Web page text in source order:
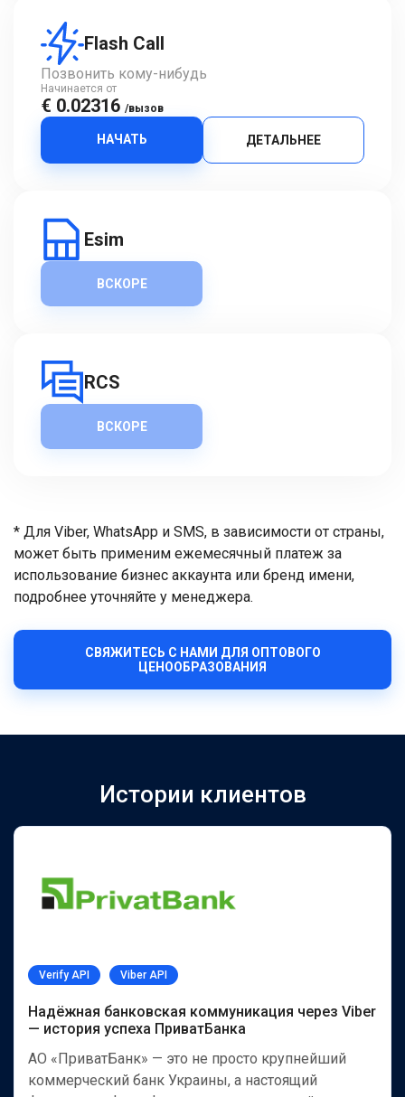
Flash Call
Позвонить кому-нибудь
Начинается от
€ 0.02316 /вызов
НАЧАТЬ ДЕТАЛЬНЕЕ
Esim
ВСКОРЕ
RCS
ВСКОРЕ
* Для Viber, WhatsApp и SMS, в зависимости от страны,
может быть применим ежемесячный платеж за
использование бизнес аккаунта или бренд имени,
подробнее уточняйте у менеджера.
СВЯЖИТЕСЬ С НАМИ ДЛЯ ОПТОВОГО
ЦЕНООБРАЗОВАНИЯ
Истории клиентов
Verify API Viber API
Надёжная банковская коммуникация через Viber
— история успеха ПриватБанка
АО «ПриватБанк» — это не просто крупнейший
коммерческий банк Украины, а настоящий